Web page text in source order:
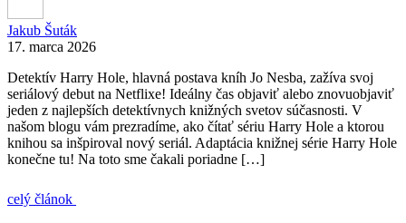
Jakub Šuták
17. marca 2026
Detektív Harry Hole, hlavná postava kníh Jo Nesba, zažíva svoj
seriálový debut na Netflixe! Ideálny čas objaviť alebo znovuobjaviť
jeden z najlepších detektívnych knižných svetov súčasnosti. V
našom blogu vám prezradíme, ako čítať sériu Harry Hole a ktorou
knihou sa inšpiroval nový seriál. Adaptácia knižnej série Harry Hole
konečne tu! Na toto sme čakali poriadne […]
celý článok